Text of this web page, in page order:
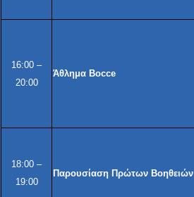
16:00 –
20:00
Άθλημα Bocce
18:00 –
19:00
Παρουσίαση Πρώτων Βοηθειών